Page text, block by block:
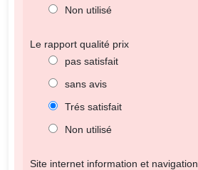
Non utilisé
Le rapport qualité prix
pas satisfait
sans avis
Trés satisfait
Non utilisé
Site internet information et navigation